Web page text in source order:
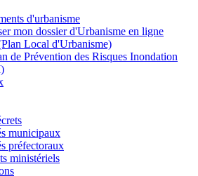
d'urbanisme
mon dossier d'Urbanisme en ligne
Local d'Urbanisme)
de Prévention des Risques Inondation
municipaux
préfectoraux
ministériels